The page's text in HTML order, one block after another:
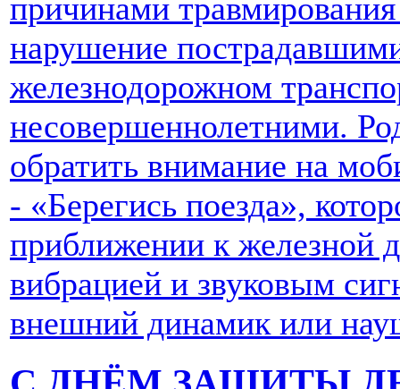
причинами
нарушение
железнодорожном
несовершеннолетними.
обратить внимание на
- «Берегись поезда»,
приближении к железной
вибрацией и звуковым
внешний динамик или